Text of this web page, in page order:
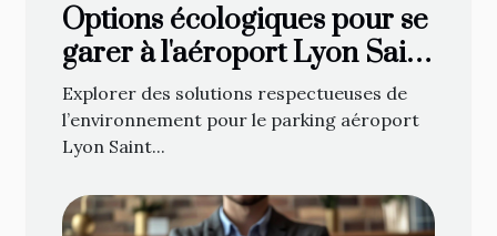
Options écologiques pour se
garer à l'aéroport Lyon Saint
Exupéry
Explorer des solutions respectueuses de
l’environnement pour le parking aéroport
Lyon Saint...